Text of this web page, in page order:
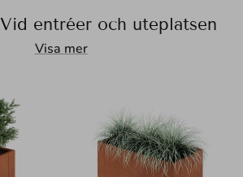
entréer och uteplatsen
Visa mer